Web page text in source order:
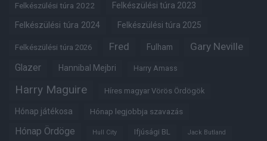
Felkészülési túra 2022 Felkészülési túra 2023
Felkészülési túra 2024 Felkészülési túra 2025
Felkészülési túra 2026 Fred Fulham Gary Neville
Glazer Hannibal Mejbri Harry Amass
Harry Maguire Híres magyar Vörös Ördögök
Hónap játékosa Hónap legjobbja szavazás
Hónap Ördöge Hull City Ifjúsági BL Jack Butland